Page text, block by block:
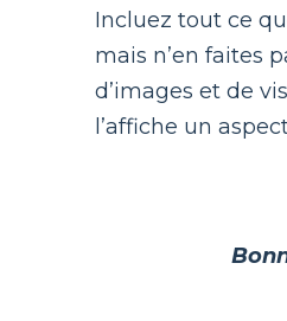
Incluez tout ce
mais n’en faites
d’images et de
l’affiche un